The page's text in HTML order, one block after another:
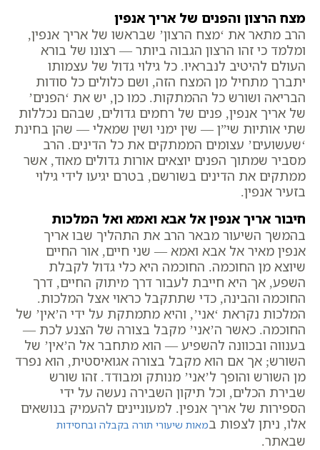
מצח הרצון והפנים של אריך אנפין
הרב מתאר את ‘מצח הרצון’ שבראשו של אריך אנפין,
ומלמד כי זהו הרצון הגבוה ביותר — רצונו של בורא
העולם להיטיב לנבראיו. כל גילוי גדול של עצמותו
יתברך מתחיל מן המצח הזה, ושם כלולים כל סודות
הבריאה ושורש כל ההמתקות. כמו כן, יש את ‘הפנים’
של אריך אנפין, פנים של רחמים גדולים, שבהם נכללות
שתי אותיות שי”ן — שין ימני ושין שמאלי — שהן בחינת
‘שעשועים’ עצומים הממתקים את כל הדינים. הרב
מסביר שמתוך הפנים יוצאים אורות גדולים מאוד, אשר
ממתקים את הדינים בשורשם, בטרם יגיעו לידי גילוי
בזעיר אנפין.
חיבור אריך אנפין אל אבא ואמא ואל המלכות
בהמשך השיעור מבאר הרב את התהליך שבו אריך
אנפין מאיר אל אבא ואמא — שני חיים, אור החיים
שיוצא מן החוכמה. החוכמה היא כלי גדול לקבלת
השפע, אך היא חייבת לעבור דרך מיתוק החיים, דרך
החוכמה והבינה, כדי שתתקבל כראוי אצל המלכות.
המלכות נקראת ‘אני’, והיא מתמתקת על ידי ה’אין’ של
החוכמה. כאשר ה’אני’ מקבל בצורה של הצנע לכת —
בענווה ובכוונה להשפיע — הוא מתחבר אל ה’אין’ של
השורש; אך אם הוא מקבל בצורה אגואיסטית, הוא נפרד
מן השורש והופך ל’אני’ מנותק ומבודד. זהו שורש
שבירת הכלים, וכל תיקון השבירה נעשה על ידי
הספירות של אריך אנפין. למעוניינים להעמיק בנושאים
אלו, ניתן לצפות במאות שיעורי תורה בקבלה ובחסידות
שבאתר.